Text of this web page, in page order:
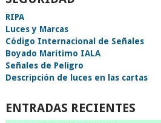
RIPA
Luces y Marcas
Código Internacional de Señales
Boyado Marítimo IALA
Señales de Peligro
Descripción de luces en las cartas
ENTRADAS RECIENTES